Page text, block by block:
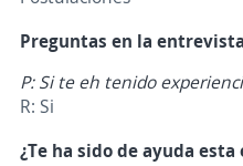
Preguntas en la entrevista
P: Si te eh tenido
R: Si
¿Te ha sido de ayuda esta